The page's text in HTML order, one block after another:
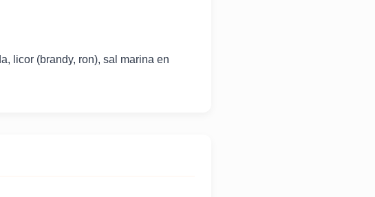
licor (brandy, ron), sal marina en